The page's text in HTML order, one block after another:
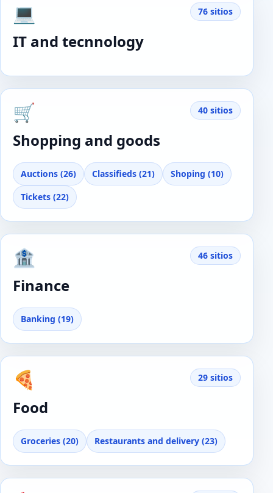
💻
IT and tecnnology
76 sitios
🛒
Shopping and goods
40 sitios
Auctions (26) Classifieds (21)
Shoping (10)
Tickets (22)
🏦
Finance
46 sitios
Banking (19)
🍕
Food
29 sitios
Groceries (20) Restaurants and delivery (23)